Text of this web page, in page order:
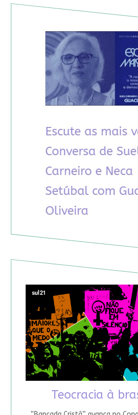
Teocracia à